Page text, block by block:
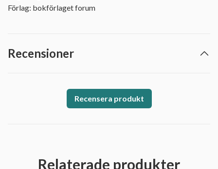
Förlag: bokförlaget forum
Recensioner
Recensera produkt
Relaterade produkter